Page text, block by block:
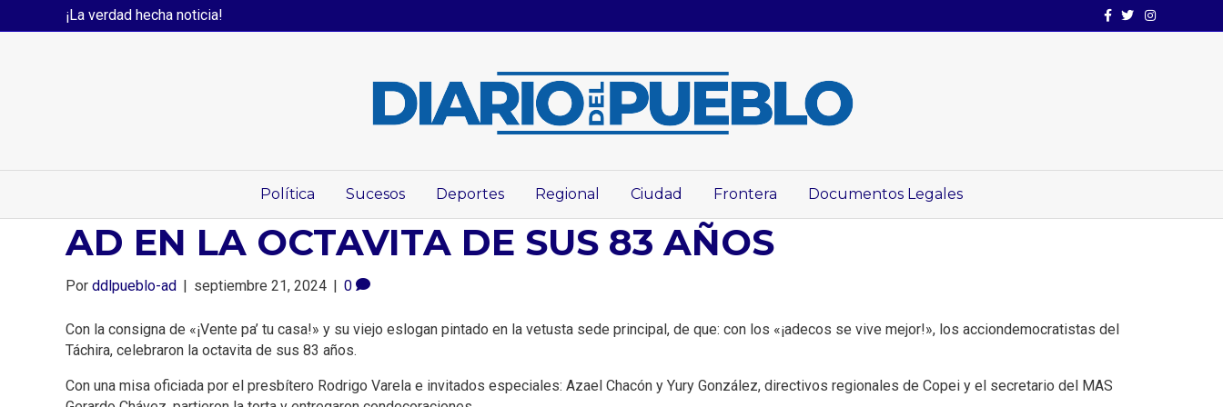
¡La verdad hecha noticia! Facebook
TwitterInstagram
Política Sucesos Deportes Regional Ciudad Frontera Documentos Legales
AD EN LA OCTAVITA DE SUS 83 AÑOS
Por ddlpueblo-ad septiembre 21, 2024 0
Con la consigna de «¡Vente pa’ tu casa!» y su viejo eslogan pintado en la vetusta sede principal, de que: con los «¡adecos se vive mejor!», los acciondemocratistas del
Táchira, celebraron la octavita de sus 83 años.
Con una misa oficiada por el presbítero Rodrigo Varela e invitados especiales: Azael Chacón y Yury González, directivos regionales de Copei y el secretario del MAS